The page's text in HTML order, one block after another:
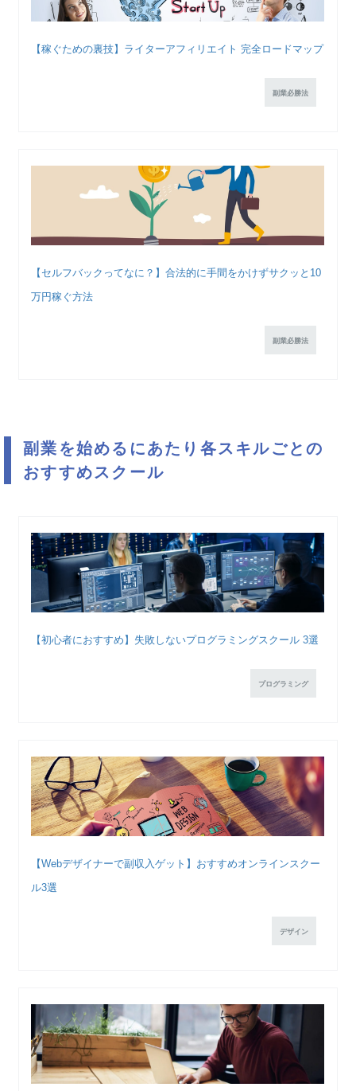
【稼ぐための裏技】ライターアフィリエイト 完全ロードマップ
副業必勝法
【セルフバックってなに？】合法的に手間をかけずサクッと10
万円稼ぐ方法
副業必勝法
副業を始めるにあたり各スキルごとの
おすすめスクール
【初心者におすすめ】失敗しないプログラミングスクール 3選
プログラミング
【Webデザイナーで副収入ゲット】おすすめオンラインスクー
ル3選
デザイン